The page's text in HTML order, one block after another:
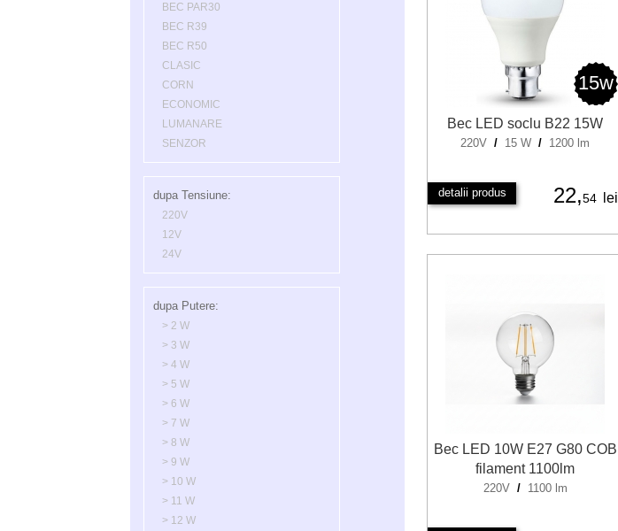
BEC PAR30
BEC R39
BEC R50
CLASIC
CORN
ECONOMIC
LUMANARE
SENZOR
dupa Tensiune:
220V
12V
24V
dupa Putere:
> 2 W
> 3 W
> 4 W
> 5 W
> 6 W
> 7 W
> 8 W
> 9 W
> 10 W
> 11 W
> 12 W
15w
Bec LED soclu B22 15W
220V / 15 W / 1200 lm
detalii produs 22,54 lei
Bec LED 10W E27 G80 COB
filament 1100lm
220V / 1100 lm